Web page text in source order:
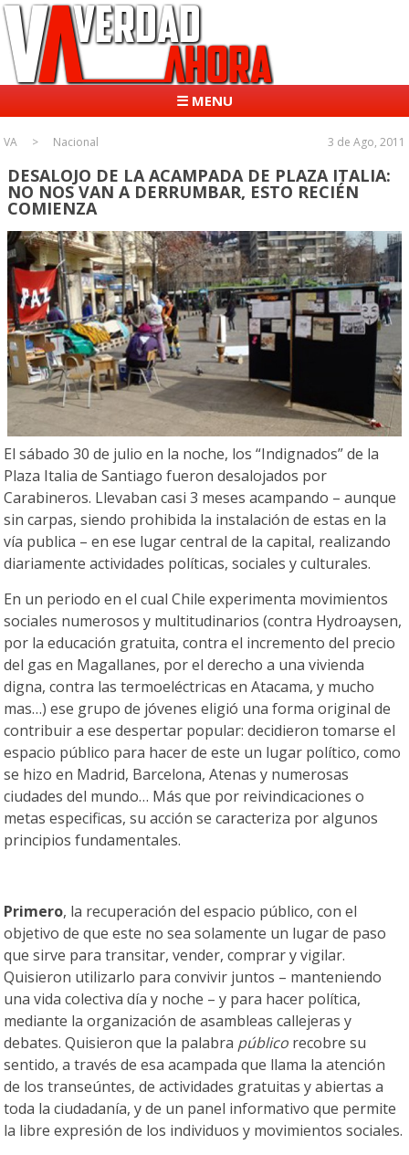
☰ MENU
VA Nacional 3 de Ago, 2011
DESALOJO DE LA ACAMPADA DE PLAZA ITALIA:
NO NOS VAN A DERRUMBAR, ESTO RECIÉN
COMIENZA
El sábado 30 de julio en la noche, los “Indignados” de la
Plaza Italia de Santiago fueron desalojados por
Carabineros. Llevaban casi 3 meses acampando – aunque
sin carpas, siendo prohibida la instalación de estas en la
vía publica – en ese lugar central de la capital, realizando
diariamente actividades políticas, sociales y culturales.
En un periodo en el cual Chile experimenta movimientos
sociales numerosos y multitudinarios (contra Hydroaysen,
por la educación gratuita, contra el incremento del precio
del gas en Magallanes, por el derecho a una vivienda
digna, contra las termoeléctricas en Atacama, y mucho
mas…) ese grupo de jóvenes eligió una forma original de
contribuir a ese despertar popular: decidieron tomarse el
espacio público para hacer de este un lugar político, como
se hizo en Madrid, Barcelona, Atenas y numerosas
ciudades del mundo… Más que por reivindicaciones o
metas especificas, su acción se caracteriza por algunos
principios fundamentales.
Primero, la recuperación del espacio público, con el
objetivo de que este no sea solamente un lugar de paso
que sirve para transitar, vender, comprar y vigilar.
Quisieron utilizarlo para convivir juntos – manteniendo
una vida colectiva día y noche – y para hacer política,
mediante la organización de asambleas callejeras y
debates. Quisieron que la palabra público recobre su
sentido, a través de esa acampada que llama la atención
de los transeúntes, de actividades gratuitas y abiertas a
toda la ciudadanía, y de un panel informativo que permite
la libre expresión de los individuos y movimientos sociales.